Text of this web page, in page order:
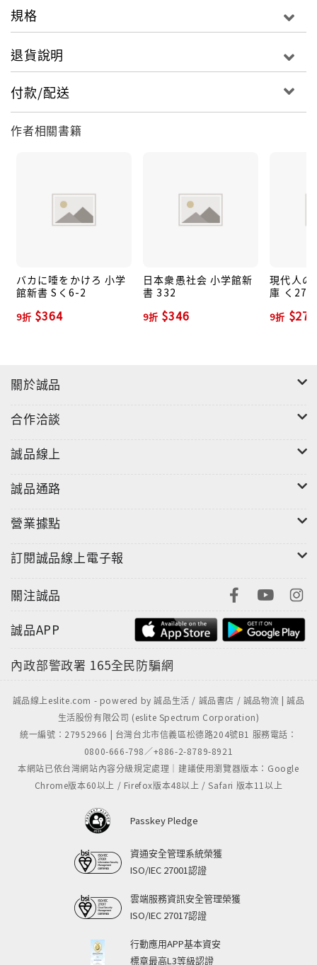
規格
退貨說明
付款/配送
作者相關書籍
バカに唾をかけろ 小学
館新書 Sく6-2
9折 $364
日本衆愚社会 小学館新
書 332
9折 $346
現代人の
庫 く27-
9折 $279
關於誠品
合作洽談
誠品線上
誠品通路
營業據點
訂閱誠品線上電子報
關注誠品
誠品APP
內政部警政署 165全民防騙網
誠品線上eslite.com - powered by 誠品生活 / 誠品書店 / 誠品物流 | 誠品
生活股份有限公司 (eslite Spectrum Corporation)
統一編號：27952966 | 台灣台北市信義區松德路204號B1 服務電話：
0800-666-798／+886-2-8789-8921
本網站已依台灣網站內容分級規定處理｜建議使用瀏覽器版本：Google
Chrome版本60以上 / Firefox版本48以上 / Safari 版本11以上
Passkey Pledge
資通安全管理系統榮獲
ISO/IEC 27001認證
雲端服務資訊安全管理榮獲
ISO/IEC 27017認證
行動應用APP基本資安
標章最高L3等級認證